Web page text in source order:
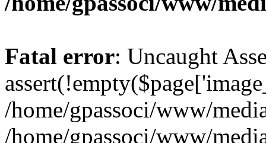
Fatal error: Uncaught
/home/gpassoci/www/
/home/gpassoci/www/